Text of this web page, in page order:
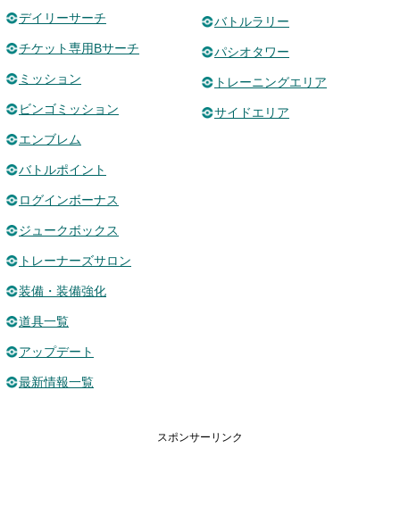
デイリーサーチ
チケット専用Bサーチ
ミッション
ビンゴミッション
エンブレム
バトルポイント
ログインボーナス
ジュークボックス
トレーナーズサロン
装備・装備強化
道具一覧
アップデート
最新情報一覧
バトルラリー
パシオタワー
トレーニングエリア
サイドエリア
スポンサーリンク